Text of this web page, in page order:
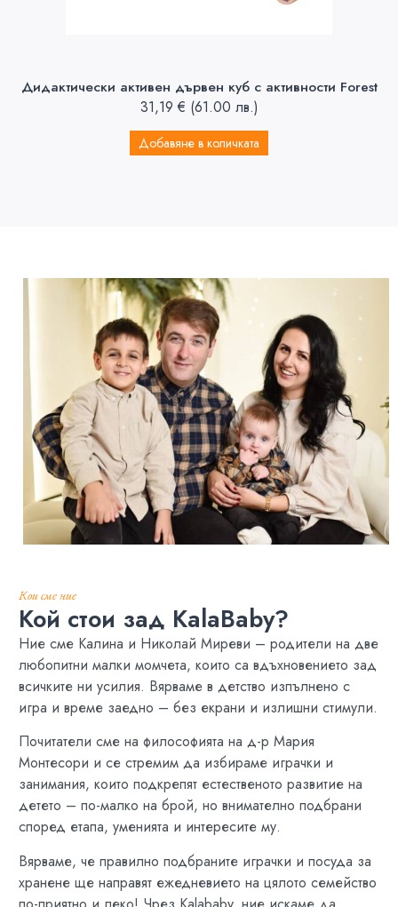
Дидактически активен дървен куб с активности Forest
31,19€ (61.00 лв.)
Добавяне в количката
Кои сме ние
Кой стои зад KalaBaby?
Ние сме Калина и Николай Миреви – родители на две
любопитни малки момчета, които са вдъхновението зад
всичките ни усилия. Вярваме в детство изпълнено с
игра и време заедно – без екрани и излишни стимули.
Почитатели сме на философията на д-р Мария
Монтесори и се стремим да избираме играчки и
занимания, които подкрепят естественото развитие на
детето – по-малко на брой, но внимателно подбрани
според етапа, уменията и интересите му.
Вярваме, че правилно подбраните играчки и посуда за
хранене ще направят ежедневието на цялото семейство